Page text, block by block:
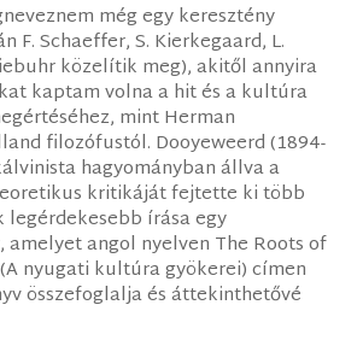
még egy keresztény
F. Schaeffer, S. Kierkegaard, L.
közelítik meg), akitől annyira
kaptam volna a hit és a kultúra
mint Herman
filozófustól. Dooyeweerd (1894-
hagyományban állva a
kritikáját fejtette ki több
legérdekesebb írása egy
amelyet angol nyelven The Roots of
nyugati kultúra gyökerei) címen
összefoglalja és áttekinthetővé